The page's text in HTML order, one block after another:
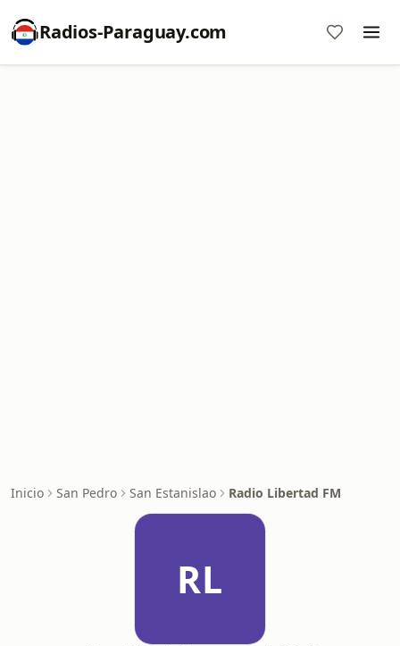
Radios-Paraguay.com
Inicio San Pedro San Estanislao Radio Libertad FM
RL